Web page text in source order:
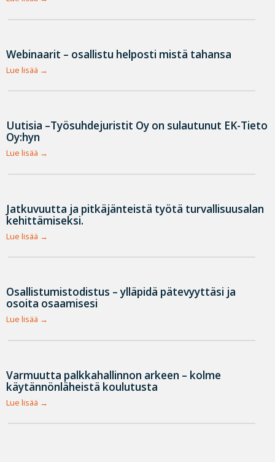
Webinaarit – osallistu helposti mistä tahansa
Lue lisää
Uutisia –Työsuhdejuristit Oy on sulautunut EK-Tieto
Oy:hyn
Lue lisää
Jatkuvuutta ja pitkäjänteistä työtä turvallisuusalan
kehittämiseksi.
Lue lisää
Osallistumistodistus – ylläpidä pätevyyttäsi ja
osoita osaamisesi
Lue lisää
Varmuutta palkkahallinnon arkeen – kolme
käytännönläheistä koulutusta
Lue lisää